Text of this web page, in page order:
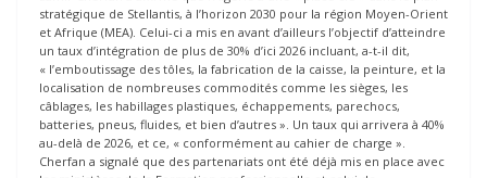
stratégique de Stellantis, à l’horizon 2030 pour la région Moyen-Orient
et Afrique (MEA). Celui-ci a mis en avant d’ailleurs l’objectif d’atteindre
un taux d’intégration de plus de 30% d’ici 2026 incluant, a-t-il dit,
« l’emboutissage des tôles, la fabrication de la caisse, la peinture, et la
localisation de nombreuses commodités comme les sièges, les
câblages, les habillages plastiques, échappements, parechocs,
batteries, pneus, fluides, et bien d’autres ». Un taux qui arrivera à 40%
au-delà de 2026, et ce, « conformément au cahier de charge ».
Cherfan a signalé que des partenariats ont été déjà mis en place avec